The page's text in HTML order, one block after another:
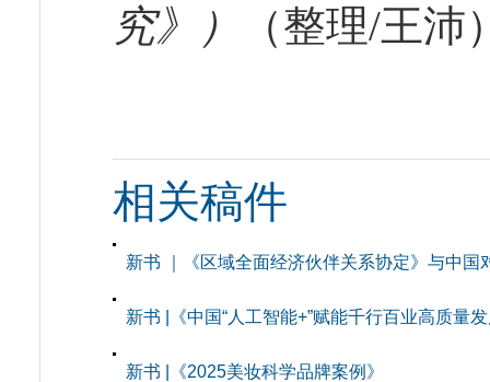
究》
） （整理/王沛
相关稿件
新书 ｜《区域全面经济伙伴关系协定》与中国
新书 |《中国“人工智能+”赋能千行百业高质量
新书 |《2025美妆科学品牌案例》